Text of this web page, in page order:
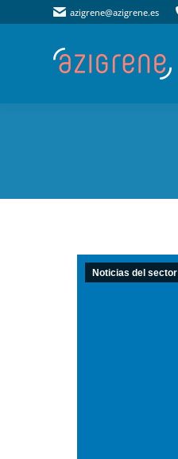
azigrene@azigrene.es
Noticias del sector
azigrene@azigrene.es